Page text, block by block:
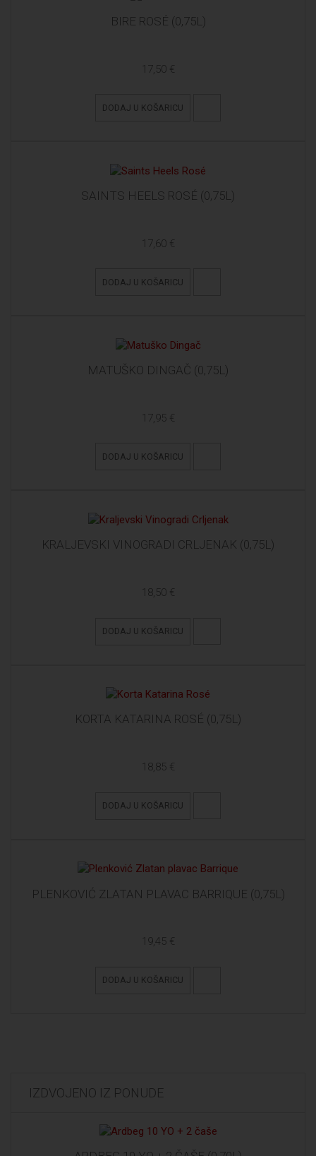
BIRE ROSÉ (0,75L)
17,50 €
DODAJ U KOŠARICU
SAINTS HEELS ROSÉ (0,75L)
17,60 €
DODAJ U KOŠARICU
MATUŠKO DINGAČ (0,75L)
17,95 €
DODAJ U KOŠARICU
KRALJEVSKI VINOGRADI CRLJENAK (0,75L)
18,50 €
DODAJ U KOŠARICU
KORTA KATARINA ROSÉ (0,75L)
18,85 €
DODAJ U KOŠARICU
PLENKOVIĆ ZLATAN PLAVAC BARRIQUE (0,75L)
19,45 €
DODAJ U KOŠARICU
IZDVOJENO IZ PONUDE